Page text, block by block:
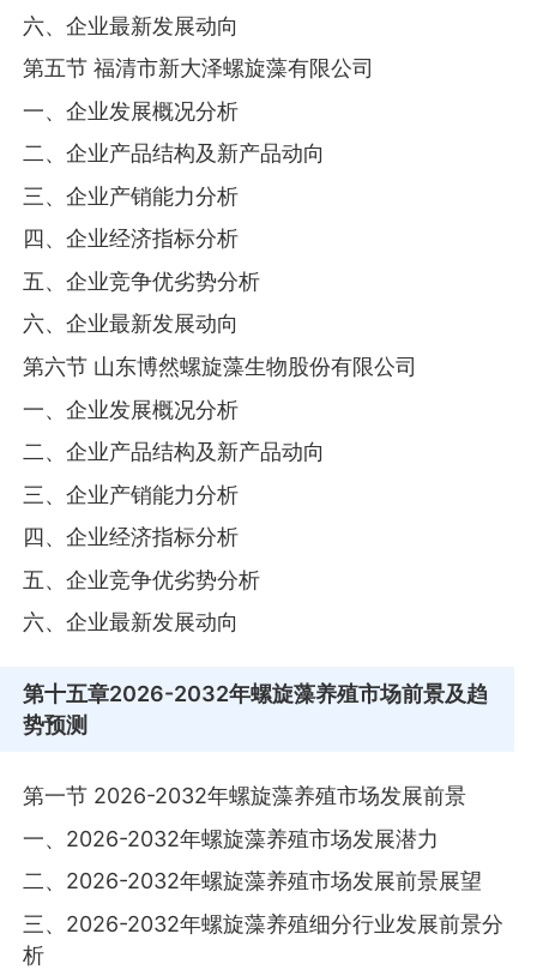
六、企业最新发展动向
第五节 福清市新大泽螺旋藻有限公司
一、企业发展概况分析
二、企业产品结构及新产品动向
三、企业产销能力分析
四、企业经济指标分析
五、企业竞争优劣势分析
六、企业最新发展动向
第六节 山东博然螺旋藻生物股份有限公司
一、企业发展概况分析
二、企业产品结构及新产品动向
三、企业产销能力分析
四、企业经济指标分析
五、企业竞争优劣势分析
六、企业最新发展动向
第十五章2026-2032年螺旋藻养殖市场前景及趋
势预测
第一节 2026-2032年螺旋藻养殖市场发展前景
一、2026-2032年螺旋藻养殖市场发展潜力
二、2026-2032年螺旋藻养殖市场发展前景展望
三、2026-2032年螺旋藻养殖细分行业发展前景分
析